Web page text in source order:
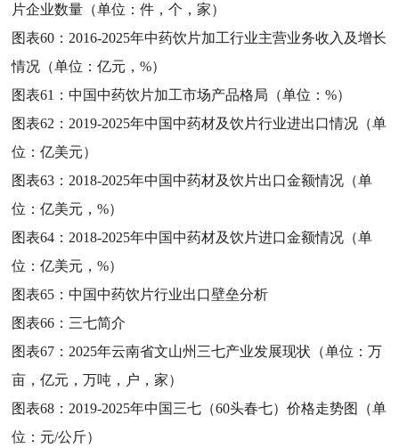
片企业数量（单位：件，个，家）
图表60： 2016-2025年中药饮片加工行业主营业务收入及增长
情况（单位：亿元，%）
图表61：中国中药饮片加工市场产品格局（单位：%）
图表62： 2019-2025年中国中药材及饮片行业进出口情况（单
位：亿美元）
图表63： 2018-2025年中国中药材及饮片出口金额情况（单
位：亿美元，%）
图表64： 2018-2025年中国中药材及饮片进口金额情况（单
位：亿美元，%）
图表65：中国中药饮片行业出口壁垒分析
图表66： 三七简介
图表67： 2025年云南省文山州三七产业发展现状（单位：万
亩，亿元，万吨，户，家）
图表68： 2019-2025年中国三七（60头春七）价格走势图（单
位：元/公斤）